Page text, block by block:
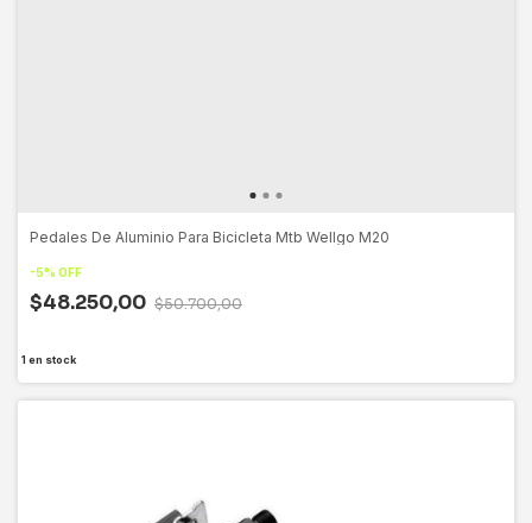
Pedales De Aluminio Para Bicicleta Mtb Wellgo M20
-5% OFF
$48.250,00 $50.700,00
1 en stock